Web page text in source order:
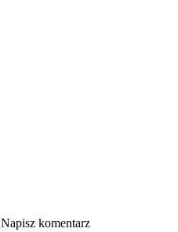
Napisz komentarz